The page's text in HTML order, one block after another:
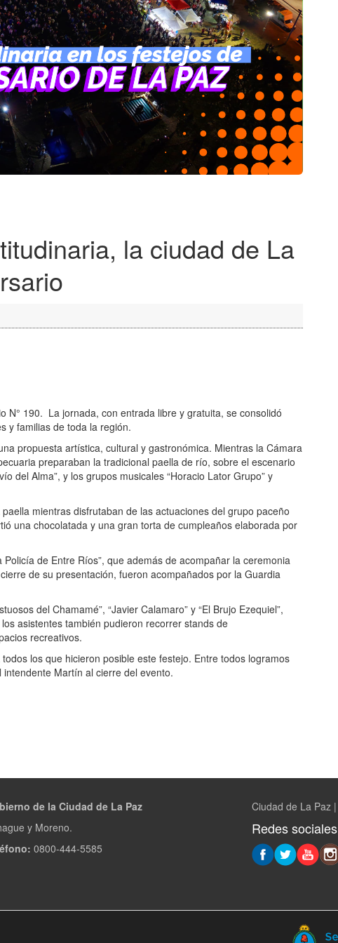
la ciudad de La
N° 190. La jornada, con entrada libre y gratuita, se consolidó
y familias de toda la región.
propuesta artística, cultural y gastronómica. Mientras la Cámara
preparaban la tradicional paella de río, sobre el escenario
del Alma”, y los grupos musicales “Horacio Lator Grupo” y
mientras disfrutaban de las actuaciones del grupo paceño
una chocolatada y una gran torta de cumpleaños elaborada por
de Entre Ríos”, que además de acompañar la ceremonia
de su presentación, fueron acompañados por la Guardia
del Chamamé”, “Javier Calamaro” y “El Brujo Ezequiel”,
asistentes también pudieron recorrer stands de
recreativos.
los que hicieron posible este festejo. Entre todos logramos
Martín al cierre del evento.
de la Ciudad de La Paz
y Moreno.
0800-444-5585
Ciudad de La Paz |
Redes sociales